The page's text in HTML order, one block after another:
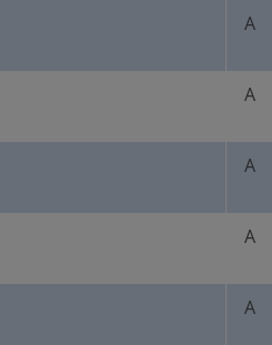
A
A
A
A
A